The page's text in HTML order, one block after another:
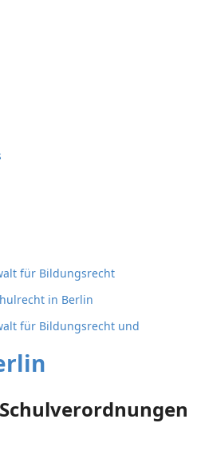
in Berlin